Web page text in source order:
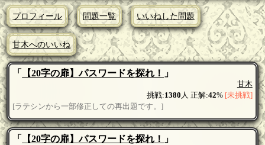
プロフィール 問題一覧 いいねした問題
甘木へのいいね
「 【20字の扉】パスワードを探れ！ 」
甘木
挑戦:1380 人 正解:42% [未挑戦]
[ラテシンから一部修正しての再出題です。]
「 【20字の扉】パスワードを探れ！ 」